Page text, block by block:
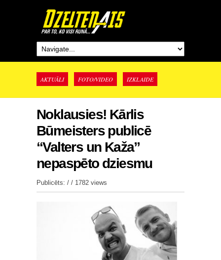
AKTUĀLI FOTO/VIDEO IZKLAIDE
Noklausies! Kārlis
Būmeisters publicē
“Valters un Kaža”
nepaspēto dziesmu
Publicēts: / / 1782 views